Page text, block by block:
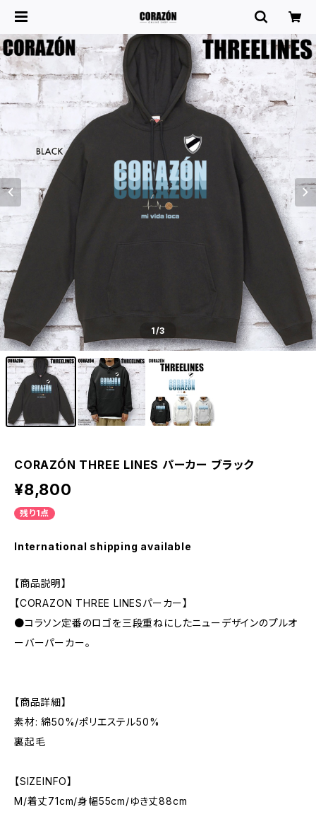
1/3
CORAZÓN THREE LINES パーカー ブラック
¥8,800
残り1点
International shipping available
【商品説明】
【CORAZON THREE LINESパーカー】
●コラソン定番のロゴを三段重ねにしたニューデザインのプルオ
ーバーパーカー。
【商品詳細】
素材: 綿50%/ポリエステル50%
裏起毛
【SIZEINFO】
M/着丈71cm/身幅55cm/ゆき丈88cm